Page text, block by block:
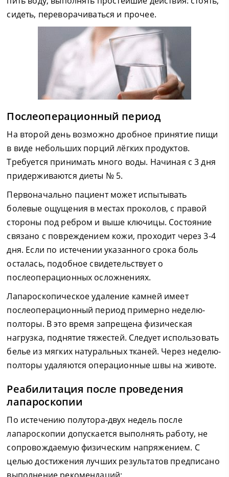
сидеть, переворачиваться и прочее.
Послеоперационный период
На второй день возможно дробное принятие пищи
в виде небольших порций лёгких продуктов.
Требуется принимать много воды. Начиная с 3 дня
придерживаются диеты № 5.
Первоначально пациент может испытывать
болевые ощущения в местах проколов, с правой
стороны под ребром и выше ключицы. Состояние
связано с повреждением кожи, проходит через 3-4
дня. Если по истечении указанного срока боль
осталась, подобное свидетельствует о
послеоперационных осложнениях.
Лапароскопическое удаление камней имеет
послеоперационный период примерно неделю-
полторы. В это время запрещена физическая
нагрузка, поднятие тяжестей. Следует использовать
белье из мягких натуральных тканей. Через неделю-
полторы удаляются операционные швы на животе.
Реабилитация после проведения
лапароскопии
По истечению полутора-двух недель после
лапароскопии допускается выполнять работу, не
сопровождаемую физическим напряжением. С
целью достижения лучших результатов предписано